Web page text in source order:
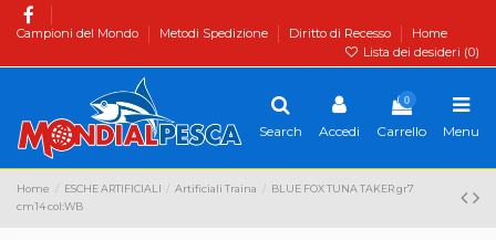
Campioni del Mondo Metodi Spedizione Diritto di Recesso
Home
Lista dei desideri (0)
Search Accedi
0
Carrello Menu
Home ESCHE ARTIFICIALI Artificiali Traina
BLUE FOX TUNA TAKER gr7
cm14 col:WB